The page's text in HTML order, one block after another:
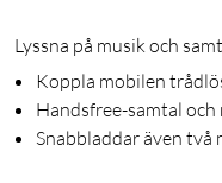
Lyssna på musik och
Koppla mobilen
Handsfree-samtal
Snabbladdar även två